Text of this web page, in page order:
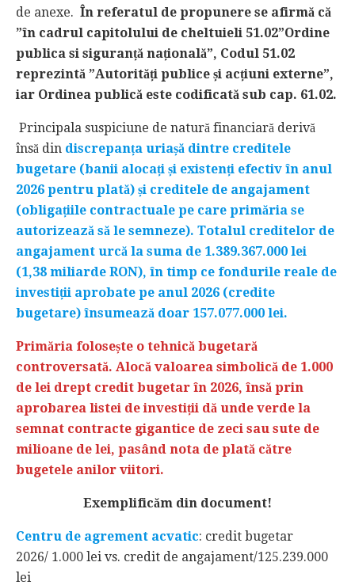
de anexe. În referatul de propunere se afirmă că
”în cadrul capitolului de cheltuieli 51.02”Ordine
publica si siguranță națională”, Codul 51.02
reprezintă ”Autorități publice și acțiuni externe”,
iar Ordinea publică este codificată sub cap. 61.02.
Principala suspiciune de natură financiară derivă
însă din discrepanța uriașă dintre creditele
bugetare (banii alocați și existenți efectiv în anul
2026 pentru plată) și creditele de angajament
(obligațiile contractuale pe care primăria se
autorizează să le semneze). Totalul creditelor de
angajament urcă la suma de 1.389.367.000 lei
(1,38 miliarde RON), în timp ce fondurile reale de
investiții aprobate pe anul 2026 (credite
bugetare) însumează doar 157.077.000 lei.
Primăria folosește o tehnică bugetară
controversată. Alocă valoarea simbolică de 1.000
de lei drept credit bugetar în 2026, însă prin
aprobarea listei de investiții dă unde verde la
semnat contracte gigantice de zeci sau sute de
milioane de lei, pasând nota de plată către
bugetele anilor viitori.
Exemplificăm din document!
Centru de agrement acvatic: credit bugetar
2026/ 1.000 lei vs. credit de angajament/125.239.000
lei